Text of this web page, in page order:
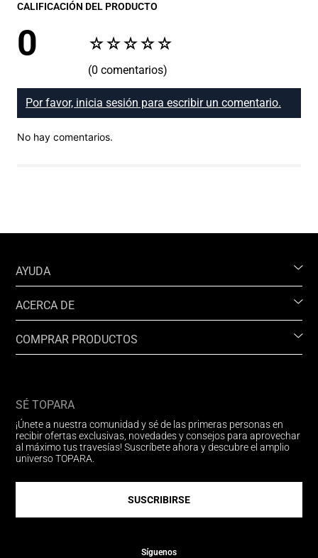
CALIFICACIÓN DEL PRODUCTO
☆☆☆☆☆
0
(0 comentarios)
Por favor, inicia sesión para escribir un comentario.
No hay comentarios.
AYUDA
ACERCA DE
COMPRAR PRODUCTOS
SÉ TOPARA
¡Únete a nuestra comunidad y sé de las primeras personas en
recibir ofertas exclusivas, novedades y consejos para aprovechar
al máximo tus travesías! Suscríbete ahora y descubre el amplio
universo TOPARA.
SUSCRIBIRSE
Síguenos